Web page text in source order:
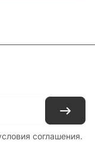
соглашения.